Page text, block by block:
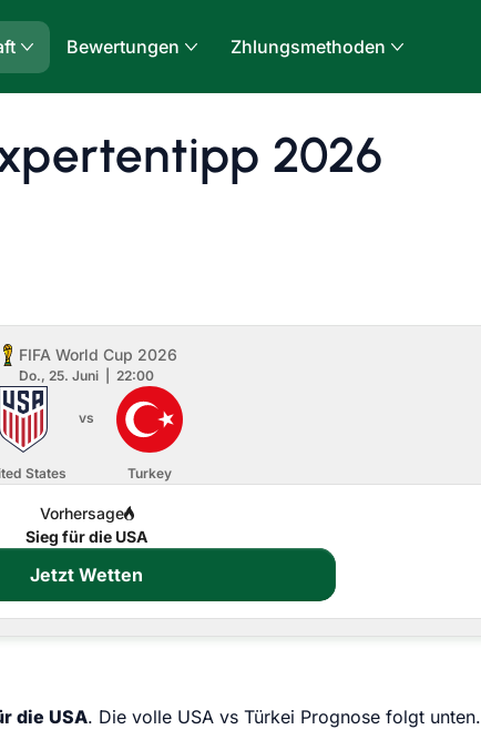
Bewertungen Zhlungsmethoden
2026
FIFA World Cup 2026
Do., 25. Juni 22:00
vs
States Turkey
Vorhersage
Sieg für die USA
Jetzt Wetten
die USA. Die volle USA vs Türkei Prognose folgt unten.